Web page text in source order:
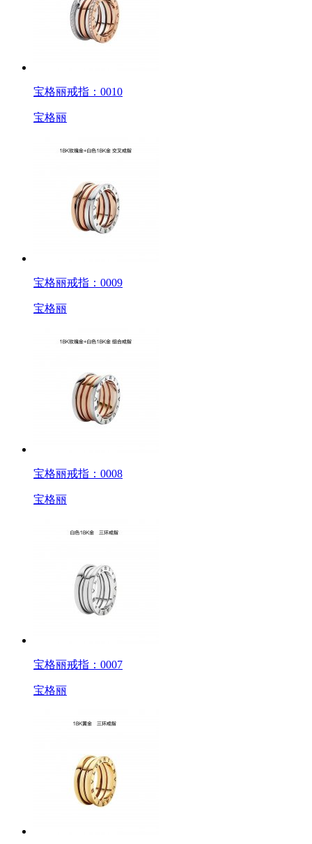
宝格丽戒指：0010
宝格丽
宝格丽戒指：0009
宝格丽
宝格丽戒指：0008
宝格丽
宝格丽戒指：0007
宝格丽